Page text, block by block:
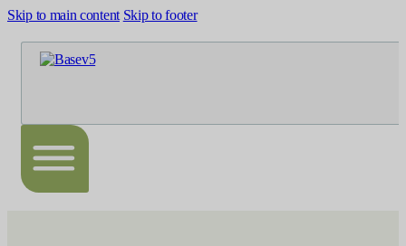
Skip to main content Skip to footer